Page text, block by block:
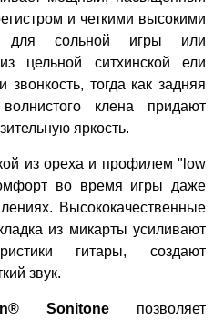
и четкими высокими
для сольной игры или
цельной ситхинской ели
звонкость, тогда как задняя
клена придают
яркость.
из ореха и профилем "low
во время игры даже
Высококачественные
из микарты усиливают
гитары, создают
звук.
Sonitone позволяет